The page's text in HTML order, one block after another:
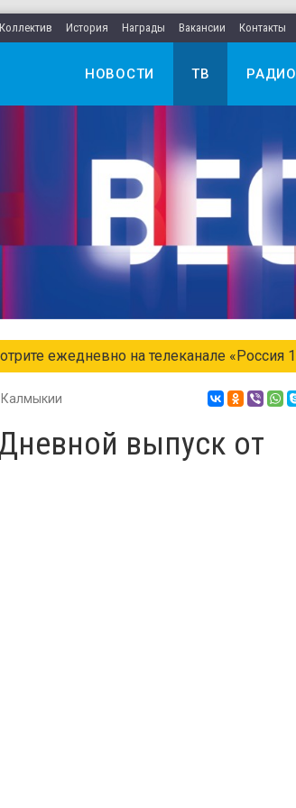
Коллектив История Награды Вакансии Контакты
НОВОСТИ ТВ РАДИО
Калмыкии
выпуск от